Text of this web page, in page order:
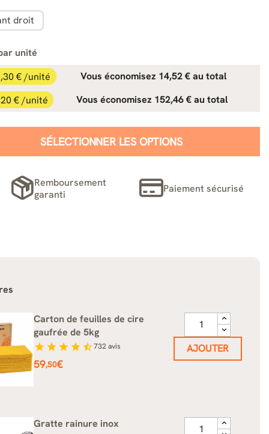
droit
unité
€ /unité
Vous économisez 14,52 € au total
€ /unité Vous économisez 152,46 € au total
SÉLECTIONNER LES OPTIONS
Remboursement
garanti
Paiement sécurisé
Carton de feuilles de cire
gaufrée de 5kg
star star star star star_half732avis
Prix
59,50€
AJOUTER
Gratte rainure inox